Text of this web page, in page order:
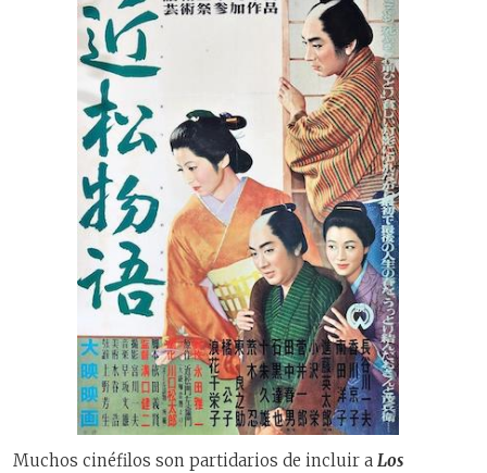
Muchos cinéfilos son partidarios de incluir a Los